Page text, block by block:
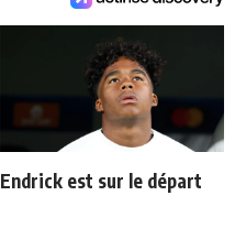
Endrick est sur le départ